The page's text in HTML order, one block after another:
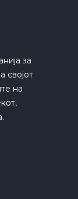
за
својот
на